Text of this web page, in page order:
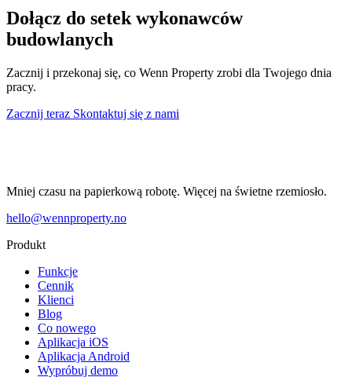
Dołącz do setek wykonawców
budowlanych
Zacznij i przekonaj się, co Wenn Property zrobi dla Twojego dnia
pracy.
Zacznij teraz Skontaktuj się z nami
Mniej czasu na papierkową robotę. Więcej na świetne rzemiosło.
hello@wennproperty.no
Produkt
Funkcje
Cennik
Klienci
Blog
Co nowego
Aplikacja iOS
Aplikacja Android
Wypróbuj demo